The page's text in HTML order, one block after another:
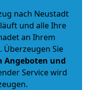
nach Neustadt
und alle Ihre
an Ihrem
Sie
Angeboten und
Service wird